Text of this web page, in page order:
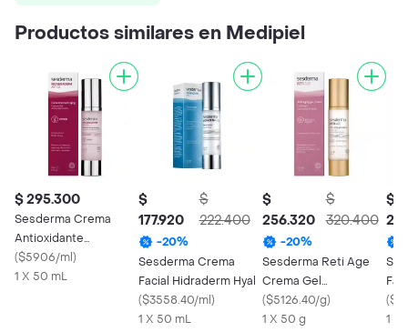
Productos similares en Medipiel
$ 295.300
Sesderma Crema
Antioxidante
Resveraderm
($5906/ml)
1 X 50 mL
$
177.920
$
222.400
-20%
Sesderma Crema
Facial Hidraderm Hyal
($3558.40/ml)
1 X 50 mL
$
256.320
$
320.400
-20%
Sesderma Reti Age
Crema Gel
Antienvejecimiento
($5126.40/g)
1 X 50 g
$
(
1 X